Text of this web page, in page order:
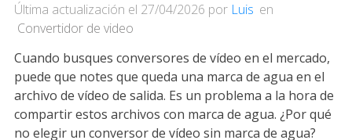
Última actualización el 27/04/2026 por Luis en
Convertidor de video
Cuando busques conversores de vídeo en el mercado,
puede que notes que queda una marca de agua en el
archivo de vídeo de salida. Es un problema a la hora de
compartir estos archivos con marca de agua. ¿Por qué
no elegir un conversor de vídeo sin marca de agua?